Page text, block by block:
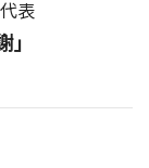
代表
｣